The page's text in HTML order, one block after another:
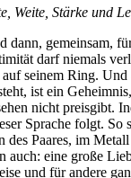
Weite, Stärke und
dann, gemeinsam,
darf niemals
seinem Ring. Und
ist ein
nicht preisgibt.
Sprache folgt. So
des Paares, im Metall
auch: eine große
und für andere